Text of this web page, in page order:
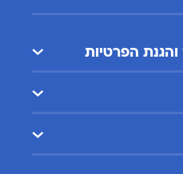
והגנת הפרטיות